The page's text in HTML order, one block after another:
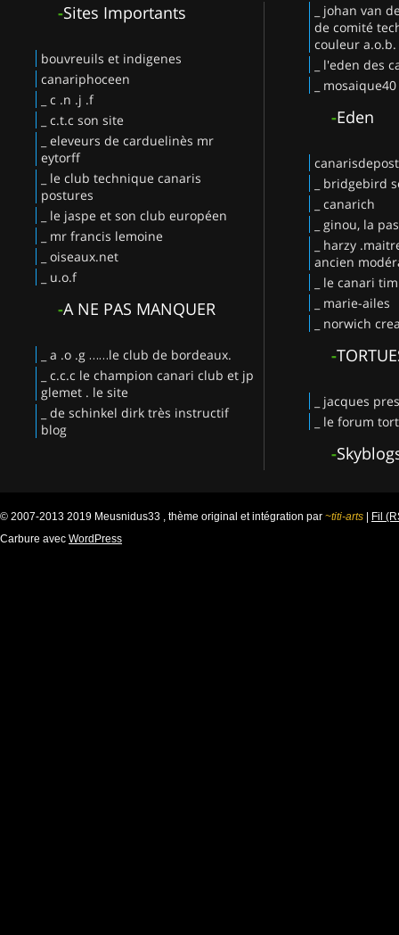
-Sites Importants
bouvreuils et indigenes
canariphoceen
_ c .n .j .f
_ c.t.c son site
_ eleveurs de carduelinès mr
eytorff
_ le club technique canaris
postures
_ le jaspe et son club européen
_ mr francis lemoine
_ oiseaux.net
_ u.o.f
-A NE PAS MANQUER
_ a .o .g ……le club de bordeaux.
_ c.c.c le champion canari club et jp
glemet . le site
_ de schinkel dirk très instructif
blog
_ johan van
de comité
couleur a.o.b.
_ l'eden des
_ mosaique40
-Eden
_ bridgebird
_ canarich
_ ginou, la
_ harzy
ancien
_ le canari
_ marie-ailes
_ norwich
-
_ jacques
_ le forum
-
© 2007-2013 2019 Meusnidus33 , thème original et intégration par ~titi-arts | Fil
Carbure avec WordPress